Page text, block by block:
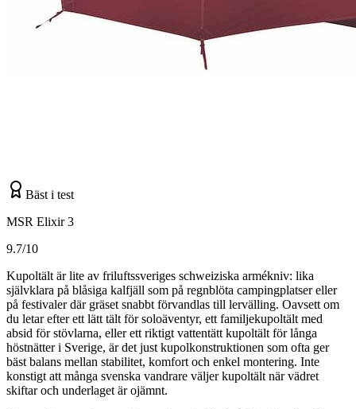
Bäst i test
MSR Elixir 3
9.7/10
Kupoltält är lite av friluftssveriges schweiziska armékniv: lika
självklara på blåsiga kalfjäll som på regnblöta campingplatser eller
på festivaler där gräset snabbt förvandlas till lervälling. Oavsett om
du letar efter ett lätt tält för soloäventyr, ett familjekupoltält med
absid för stövlarna, eller ett riktigt vattentätt kupoltält för långa
höstnätter i Sverige, är det just kupolkonstruktionen som ofta ger
bäst balans mellan stabilitet, komfort och enkel montering. Inte
konstigt att många svenska vandrare väljer kupoltält när vädret
skiftar och underlaget är ojämnt.